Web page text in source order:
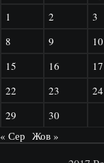
1 2 3
8
9 10
15
16 17
22
23 24
29
30
« Сер Жов »